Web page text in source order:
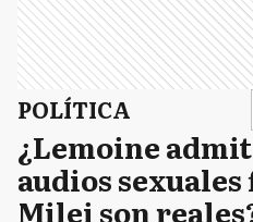
POLÍTICA
¿Lemoine
audios
Milei son